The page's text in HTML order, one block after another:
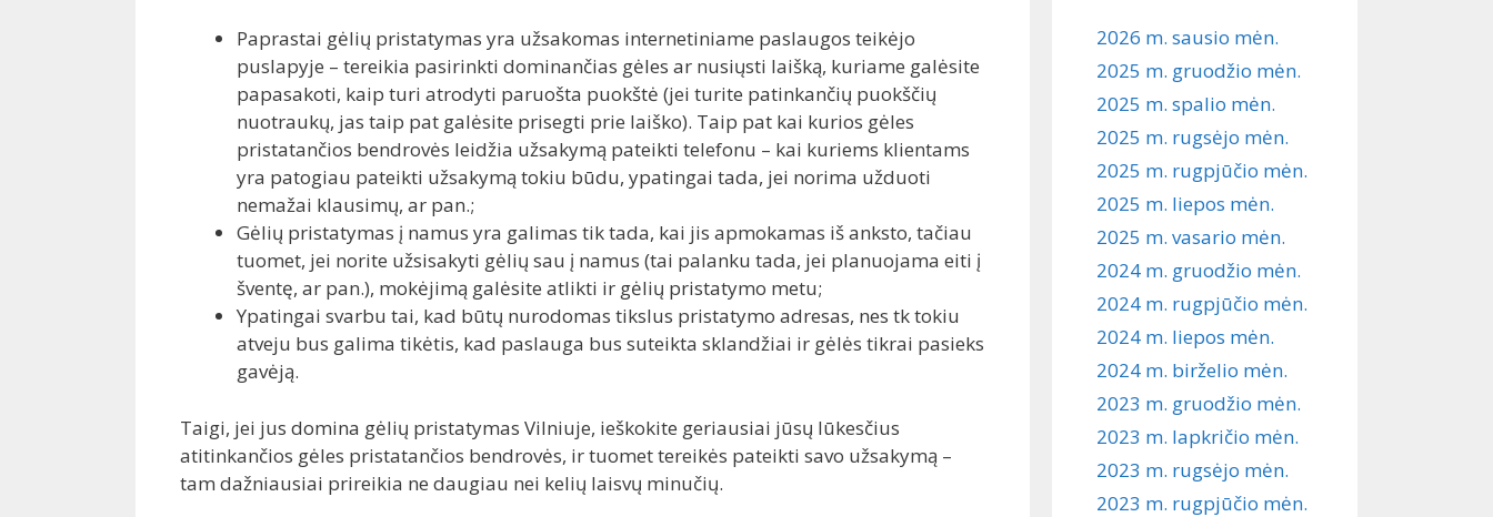
Paprastai gėlių pristatymas yra užsakomas internetiniame paslaugos teikėjo
puslapyje – tereikia pasirinkti dominančias gėles ar nusiųsti laišką, kuriame galėsite
papasakoti, kaip turi atrodyti paruošta puokštė (jei turite patinkančių puokščių
nuotraukų, jas taip pat galėsite prisegti prie laiško). Taip pat kai kurios gėles
pristatančios bendrovės leidžia užsakymą pateikti telefonu – kai kuriems klientams
yra patogiau pateikti užsakymą tokiu būdu, ypatingai tada, jei norima užduoti
nemažai klausimų, ar pan.;
Gėlių pristatymas į namus yra galimas tik tada, kai jis apmokamas iš anksto, tačiau
tuomet, jei norite užsisakyti gėlių sau į namus (tai palanku tada, jei planuojama eiti į
šventę, ar pan.), mokėjimą galėsite atlikti ir gėlių pristatymo metu;
Ypatingai svarbu tai, kad būtų nurodomas tikslus pristatymo adresas, nes tk tokiu
atveju bus galima tikėtis, kad paslauga bus suteikta sklandžiai ir gėlės tikrai pasieks
gavėją.
Taigi, jei jus domina gėlių pristatymas Vilniuje, ieškokite geriausiai jūsų lūkesčius
atitinkančios gėles pristatančios bendrovės, ir tuomet tereikės pateikti savo užsakymą –
tam dažniausiai prireikia ne daugiau nei kelių laisvų minučių.
2026 m. sausio mėn.
2025 m. gruodžio mėn.
2025 m. spalio mėn.
2025 m. rugsėjo mėn.
2025 m. rugpjūčio mėn.
2025 m. liepos mėn.
2025 m. vasario mėn.
2024 m. gruodžio mėn.
2024 m. rugpjūčio mėn.
2024 m. liepos mėn.
2024 m. birželio mėn.
2023 m. gruodžio mėn.
2023 m. lapkričio mėn.
2023 m. rugsėjo mėn.
2023 m. rugpjūčio mėn.